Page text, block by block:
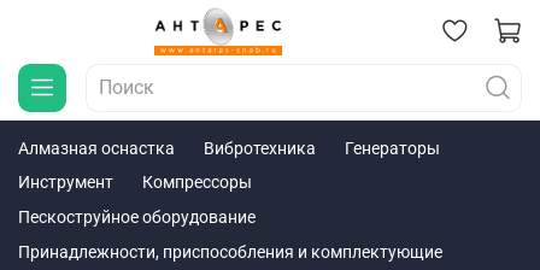
Алмазная оснастка Вибротехника
Генераторы
Инструмент
Компрессоры
Пескоструйное оборудование
Принадлежности, приспособления и комплектующие